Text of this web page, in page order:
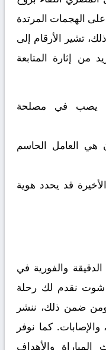
على الهجمات المرتدة
تشير الأرقام إلى
من إثارة المتابعة
يصب في مصلحة
هي العامل الحاسم
قد يحدد هوية
والفورية في
شوت نقدم لك رحلة
ومن ضمن ذلك، ننشر
والإصابات. كما نوفر
والأهداف